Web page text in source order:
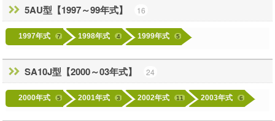
5AU型【1997～99年式】 16
1997年式 7 1998年式 4 1999年式 5
SA10J型【2000～03年式】 24
2000年式 5 2001年式 3 2002年式 11 2003年式 6